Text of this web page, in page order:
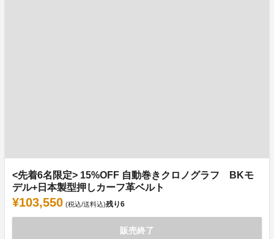
<先着6名限定> 15%OFF 自動巻きクロノグラフ BKモ
デル+日本製型押しカーフ革ベルト
¥103,550 (税込/送料込)残り6
販売終了